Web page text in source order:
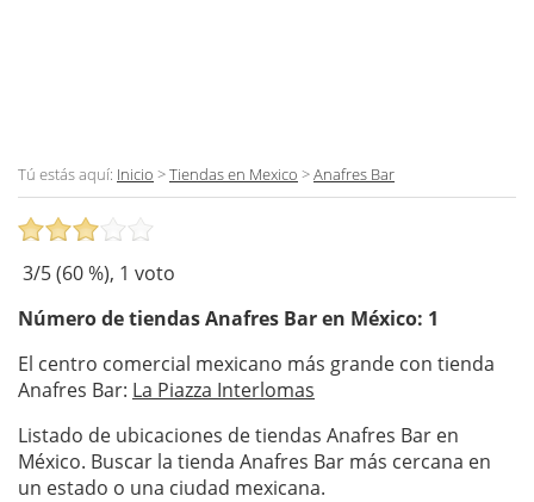
Tú estás aquí: Inicio >Tiendas en Mexico >Anafres Bar
3/5 (60%), 1 voto
Número de tiendasAnafres Baren México: 1
El centro comercial mexicano más grande con tienda
Anafres Bar: La Piazza Interlomas
Listado de ubicaciones de tiendas Anafres Bar en
México. Buscar la tienda Anafres Bar más cercana en
un estado o una ciudad mexicana.